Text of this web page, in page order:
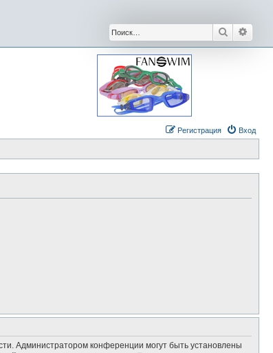
Поиск
Вход
Регистрация
Администратором конференции могут быть установлены